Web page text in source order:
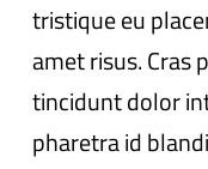
tristique eu
amet risus. Cras
tincidunt dolor
pharetra id